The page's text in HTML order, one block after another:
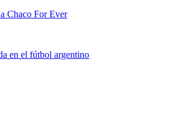
Chaco For Ever
en el fútbol argentino